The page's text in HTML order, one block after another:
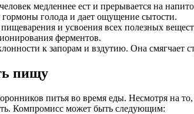
медленнее ест и прерывается на
голода и дает ощущение сытости.
и усвоения всех полезных
ферментов.
к запорам и вздутию. Она смягчает
пищу
питья во время еды. Несмотря на
Компромисс может быть следующим: